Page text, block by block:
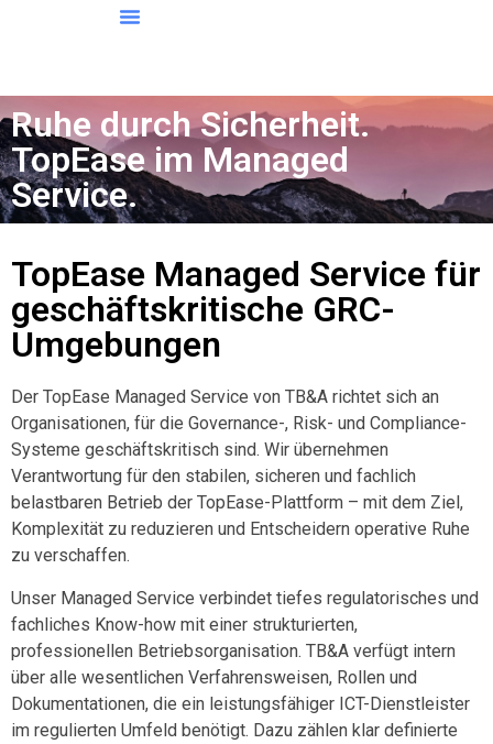
Ruhe durch Sicherheit.
TopEase im Managed
Service.
TopEase Managed Service für
geschäftskritische GRC-
Umgebungen
Der TopEase Managed Service von TB&A richtet sich an
Organisationen, für die Governance-, Risk- und Compliance-
Systeme geschäftskritisch sind. Wir übernehmen
Verantwortung für den stabilen, sicheren und fachlich
belastbaren Betrieb der TopEase-Plattform – mit dem Ziel,
Komplexität zu reduzieren und Entscheidern operative Ruhe
zu verschaffen.
Unser Managed Service verbindet tiefes regulatorisches und
fachliches Know-how mit einer strukturierten,
professionellen Betriebsorganisation. TB&A verfügt intern
über alle wesentlichen Verfahrensweisen, Rollen und
Dokumentationen, die ein leistungsfähiger ICT-Dienstleister
im regulierten Umfeld benötigt. Dazu zählen klar definierte